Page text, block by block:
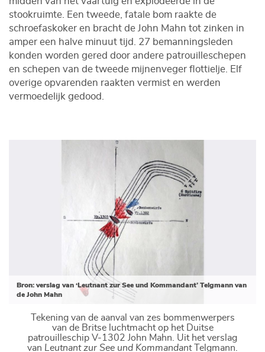
stookruimte. Een tweede, fatale bom raakte de
schroefaskoker en bracht de John Mahn tot zinken in
amper een halve minuut tijd. 27 bemanningsleden
konden worden gered door andere patrouilleschepen
en schepen van de tweede mijnenveger flottielje. Elf
overige opvarenden raakten vermist en werden
vermoedelijk gedood.
Bron: verslag van ‘Leutnant zur See und Kommandant’ Telgmann van
de John Mahn
Tekening van de aanval van zes bommenwerpers
van de Britse luchtmacht op het Duitse
patrouilleschip V-1302 John Mahn. Uit het verslag
van Leutnant zur See und KommandantTelgmann.